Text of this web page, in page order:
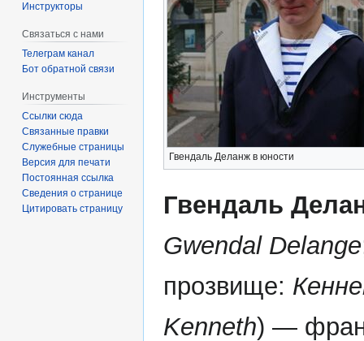
Гвендаль Деланж в юности
Гвендаль
Gwendal Delange
прозвище:
Kenneth) —
Инструкторы
Связаться с нами
Телеграм канал
Бот обратной связи
Инструменты
Ссылки сюда
Связанные правки
Служебные страницы
Версия для печати
Постоянная ссылка
Сведения о странице
Цитировать страницу